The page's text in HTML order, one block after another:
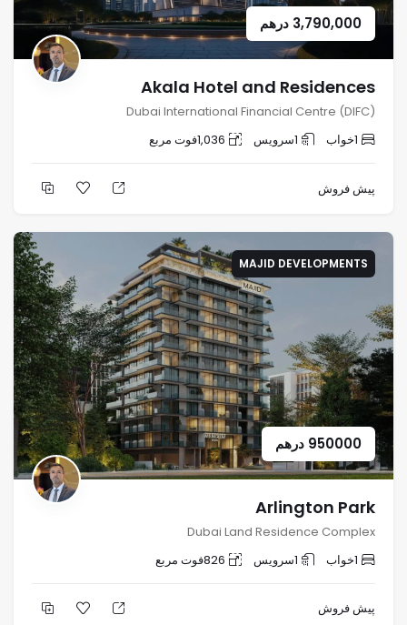
3,790,000 درهم
Akala Hotel and Residences
Dubai International Financial Centre (DIFC)
1خواب 1سرویس 1,036فوت مربع
پیش فروش
MAJID DEVELOPMENTS
950000 درهم
Arlington Park
Dubai Land Residence Complex
1خواب 1سرویس 826فوت مربع
پیش فروش